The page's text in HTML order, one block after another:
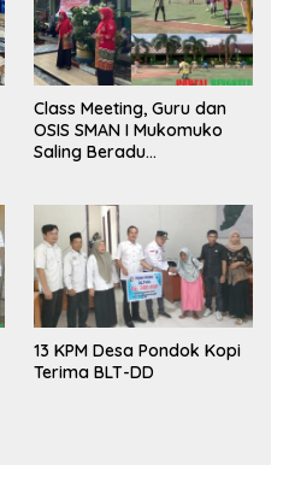
Class Meeting, Guru dan
OSIS SMAN I Mukomuko
Saling Beradu
13 KPM Desa Pondok Kopi
Terima BLT-DD